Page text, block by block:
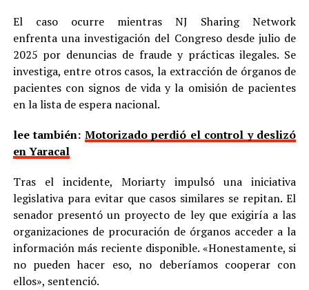
El caso ocurre mientras NJ Sharing Network
enfrenta una investigación del Congreso desde julio de
2025 por denuncias de fraude y prácticas ilegales. Se
investiga, entre otros casos, la extracción de órganos de
pacientes con signos de vida y la omisión de pacientes
en la lista de espera nacional.
lee también: Motorizado perdió el control y deslizó
en Yaracal
Tras el incidente, Moriarty impulsó una iniciativa
legislativa para evitar que casos similares se repitan. El
senador presentó un proyecto de ley que exigiría a las
organizaciones de procuración de órganos acceder a la
información más reciente disponible. «Honestamente, si
no pueden hacer eso, no deberíamos cooperar con
ellos», sentenció.